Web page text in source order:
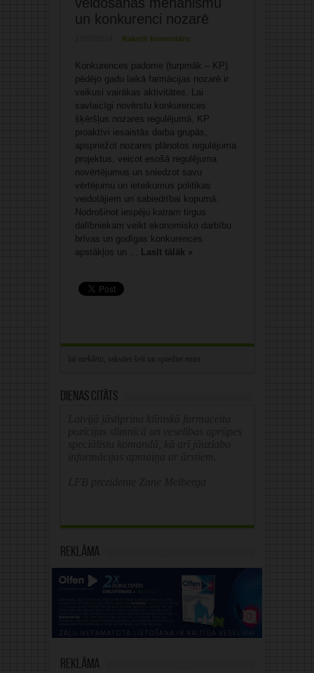
un konkurenci nozarē
Rakstīt komentāru
Konkurences padome (turpmāk – KP)
pēdējo gadu laikā farmācijas nozarē ir
veikusi vairākas aktivitātes. Lai
savlaicīgi novērstu konkurences
šķēršļus nozares regulējumā, KP
proaktīvi iesaistās darba grupās,
apspriežot nozares plānotos regulējuma
projektus, veicot esošā regulējuma
novērtējumus un sniedzot savu
vērtējumu un ieteikumus politikas
veidotājiem un sabiedrībai kopumā.
Nodrošinot iespēju katram tirgus
dalībniekam veikt ekonomisko darbību
brīvas un godīgas konkurences
apstākļos un ... Lasīt tālāk »
Dienas citāts
Reklāma
Reklāma